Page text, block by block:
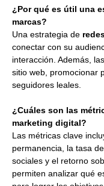
¿Por qué es útil una
marcas?
Una estrategia de
conectar con su
interacción. Además,
sitio web, promocionar
seguidores leales.
¿Cuáles son las
marketing digital?
Las métricas clave
permanencia, la tasa
sociales y el retorno
permiten analizar qué